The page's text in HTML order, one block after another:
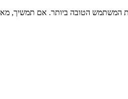
המשתמש הטובה ביותר. אם תמשיך,